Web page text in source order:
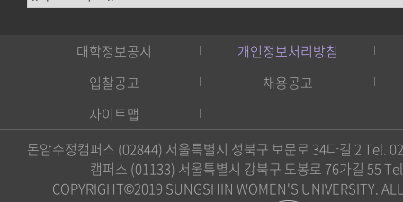
대학정보공시
개인정보처리방침
입찰공고
채용공고
사이트맵
돈암수정캠퍼스 (02844) 서울특별시 성북구 보문로 34다길 2 Tel.
캠퍼스 (01133) 서울특별시 강북구 도봉로 76가길 55
COPYRIGHT©2019 SUNGSHIN WOMEN'S UNIVERSITY.